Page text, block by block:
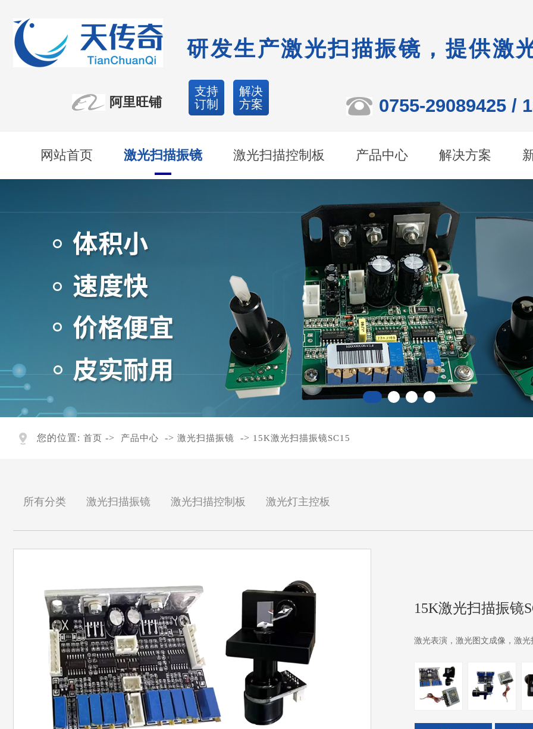
研发生产激光扫描振镜，提供激
阿里旺铺
支持
订制
解决
方案
0755-29089425 /
网站首页 激光扫描振镜 激光扫描控制板 产品中心 解决方案
您的位置: 首页 -> 产品中心 -> 激光扫描振镜 -> 15K激光扫描振镜SC15
所有分类 激光扫描振镜 激光扫描控制板 激光灯主控板
15K激光扫描振镜
激光表演，激光图文成像，激